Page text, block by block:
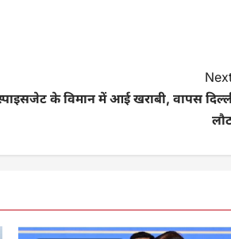
के विमान में आई खराबी, वापस